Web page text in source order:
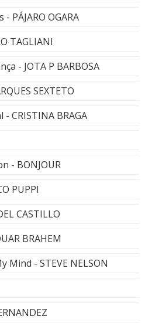
PÁJARO OGARA
TAGLIANI
- JOTA P BARBOSA
SEXTETO
CRISTINA BRAGA
- BONJOUR
PUPPI
CASTILLO
BRAHEM
Mind - STEVE NELSON